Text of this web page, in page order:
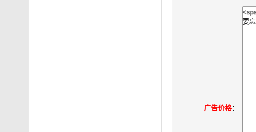
广告价格：